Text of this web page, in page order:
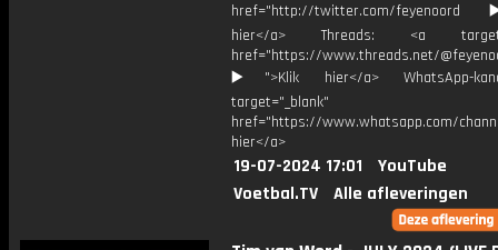
href="http://twitter.com/
hier</a> Threads: <a
href="https://www.threads.net/
▶️">Klik hier</a> WhatsApp-
target="_blank"
href="https://www.whatsapp.com/
hier</a>
19-07-2024 17:01
YouTube
Voetbal.TV
Alle afleveringen